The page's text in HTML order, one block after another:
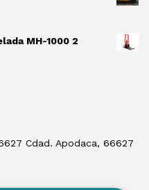
MH-1000 2
Cdad. Apodaca, 66627